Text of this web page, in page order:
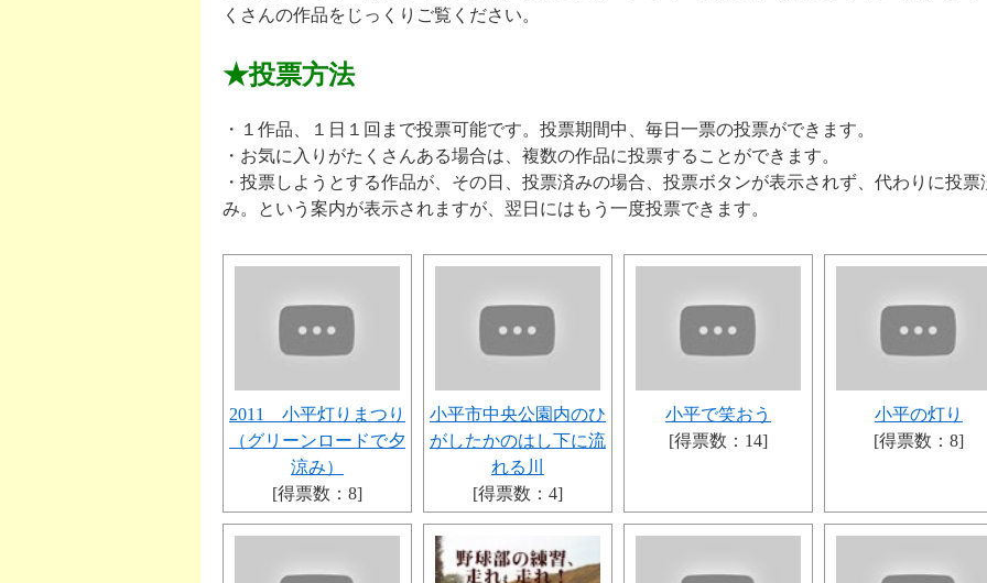
くさんの作品をじっくりご覧ください。
★投票方法
・１作品、１日１回まで投票可能です。投票期間中、毎日一票の投票ができます。
・お気に入りがたくさんある場合は、複数の作品に投票することができます。
・投票しようとする作品が、その日、投票済みの場合、投票ボタンが表示されず、代わりに投票
み。という案内が表示されますが、翌日にはもう一度投票できます。
2011 小平灯りまつり
（グリーンロードで夕
涼み）
[得票数：8]
小平市中央公園内のひ
がしたかのはし下に流
れる川
[得票数：4]
小平で笑おう
[得票数：14]
小平の灯り
[得票数：8]